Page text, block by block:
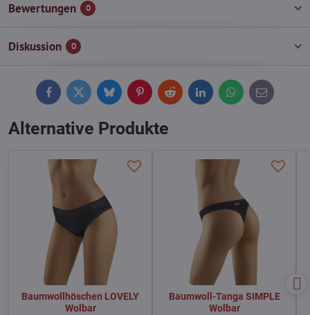
Bewertungen 0
Diskussion 0
FacebookTwitterBlueskyPinterestReddit LinkedInWhatsApp
E-
mail
Alternative Produkte
Baumwollhöschen LOVELY
Wolbar
Baumwoll-Tanga SIMPLE
Wolbar